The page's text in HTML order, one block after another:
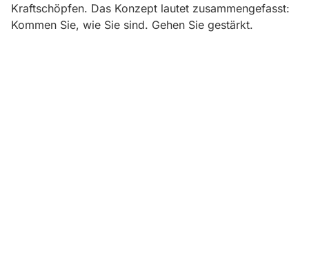
Kraftschöpfen. Das Konzept lautet zusammengefasst:
Kommen Sie, wie Sie sind. Gehen Sie gestärkt.